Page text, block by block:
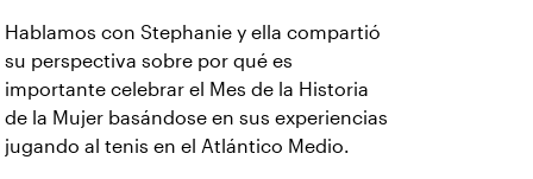
Hablamos con Stephanie y ella compartió
su perspectiva sobre por qué es
importante celebrar el Mes de la Historia
de la Mujer basándose en sus experiencias
jugando al tenis en el Atlántico Medio.